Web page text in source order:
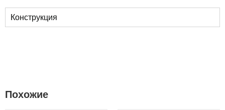
Конструкция
Похожие